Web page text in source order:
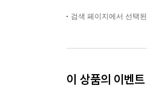
검색 페이지에서 선택
이 상품의 이벤트